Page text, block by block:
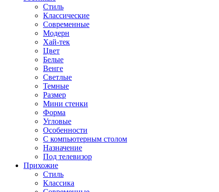
Стиль
Классические
Современные
Модерн
Хай-тек
Цвет
Белые
Венге
Светлые
Темные
Размер
Мини стенки
Форма
Угловые
Особенности
С компьютерным столом
Назначение
Под телевизор
Прихожие
Стиль
Классика